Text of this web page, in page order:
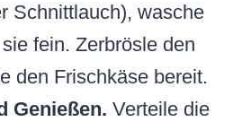
Schnittlauch), wasche
fein. Zerbrösle den
den Frischkäse bereit.
Genießen. Verteile die